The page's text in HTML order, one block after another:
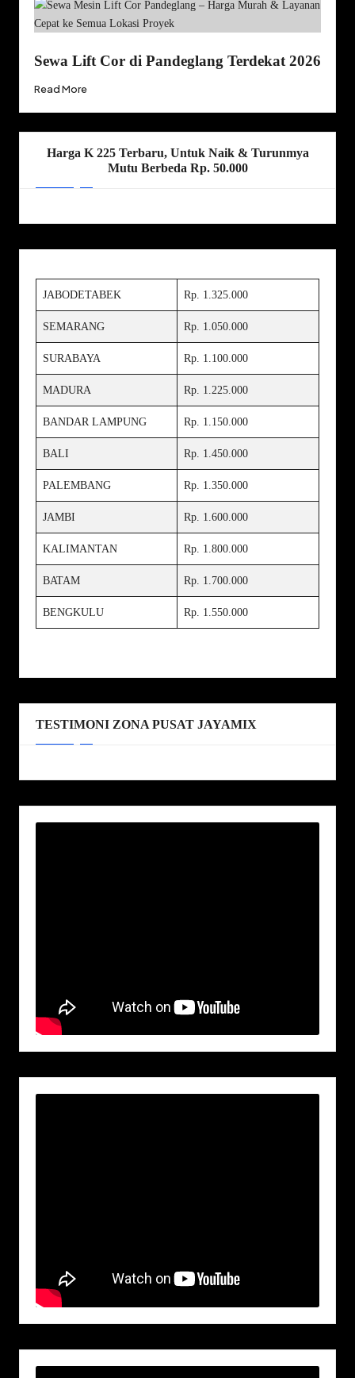
Sewa Lift Cor di Pandeglang Terdekat 2026
Read More
Harga K 225 Terbaru, Untuk Naik & Turunmya
Mutu Berbeda Rp. 50.000
JABODETABEK Rp. 1.325.000
SEMARANG Rp. 1.050.000
SURABAYA Rp. 1.100.000
MADURA Rp. 1.225.000
BANDAR LAMPUNG Rp. 1.150.000
BALI Rp. 1.450.000
PALEMBANG Rp. 1.350.000
JAMBI Rp. 1.600.000
KALIMANTAN Rp. 1.800.000
BATAM Rp. 1.700.000
BENGKULU Rp. 1.550.000
TESTIMONI ZONA PUSAT JAYAMIX